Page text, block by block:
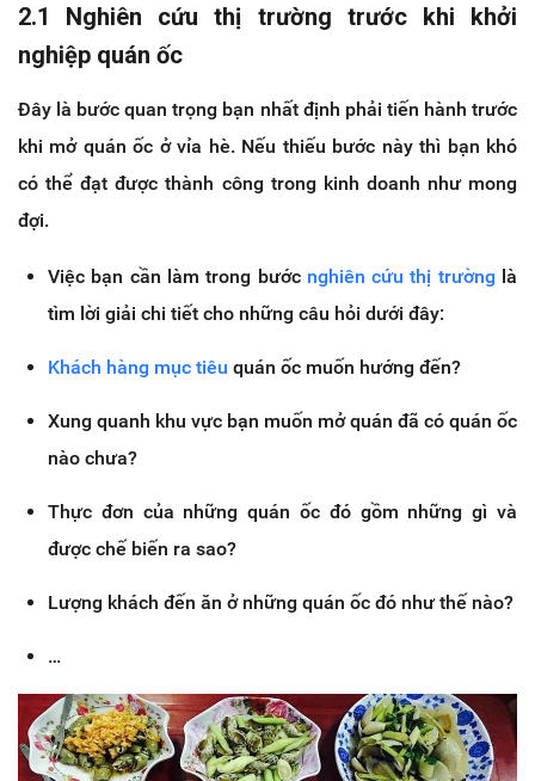
2.1 Nghiên cứu thị trường trước khi khởi
nghiệp quán ốc
Đây là bước quan trọng bạn nhất định phải tiến hành trước
khi mở quán ốc ở vỉa hè. Nếu thiếu bước này thì bạn khó
có thể đạt được thành công trong kinh doanh như mong
đợi.
Việc bạn cần làm trong bước nghiên cứu thị trường là
tìm lời giải chi tiết cho những câu hỏi dưới đây:
Khách hàng mục tiêu quán ốc muốn hướng đến?
Xung quanh khu vực bạn muốn mở quán đã có quán ốc
nào chưa?
Thực đơn của những quán ốc đó gồm những gì và
được chế biến ra sao?
Lượng khách đến ăn ở những quán ốc đó như thế nào?
…